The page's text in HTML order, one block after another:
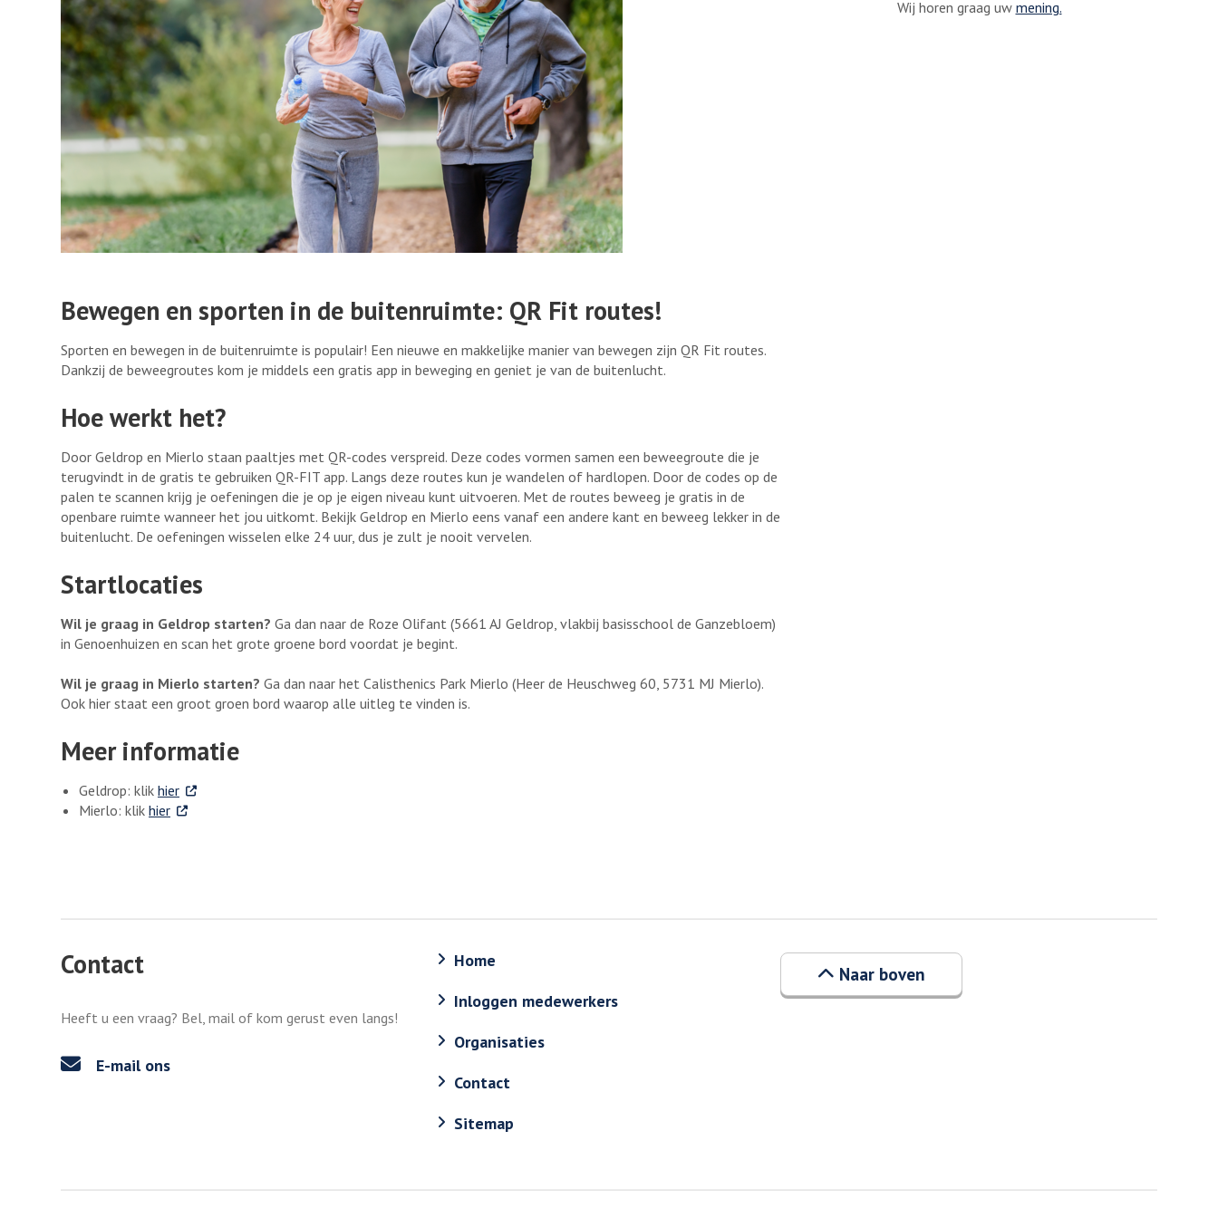
Bewegen en sporten in de buitenruimte: QR Fit routes!
Sporten en bewegen in de buitenruimte is populair! Een nieuwe en makkelijke manier van bewegen zijn QR Fit routes.
Dankzij de beweegroutes kom je middels een gratis app in beweging en geniet je van de buitenlucht.
Hoe werkt het?
Door Geldrop en Mierlo staan paaltjes met QR-codes verspreid. Deze codes vormen samen een beweegroute die je
terugvindt in de gratis te gebruiken QR-FIT app. Langs deze routes kun je wandelen of hardlopen. Door de codes op de
palen te scannen krijg je oefeningen die je op je eigen niveau kunt uitvoeren. Met de routes beweeg je gratis in de
openbare ruimte wanneer het jou uitkomt. Bekijk Geldrop en Mierlo eens vanaf een andere kant en beweeg lekker in de
buitenlucht. De oefeningen wisselen elke 24 uur, dus je zult je nooit vervelen.
Startlocaties
Wil je graag in Geldrop starten? Ga dan naar de Roze Olifant (5661 AJ Geldrop, vlakbij basisschool de Ganzebloem)
in Genoenhuizen en scan het grote groene bord voordat je begint.
Wil je graag in Mierlo starten? Ga dan naar het Calisthenics Park Mierlo (Heer de Heuschweg 60, 5731 MJ Mierlo).
Ook hier staat een groot groen bord waarop alle uitleg te vinden is.
Meer informatie
Geldrop: klik hier. Externe link
Mierlo: klik hier. Externe link
Wij horen graag uw mening.
Contact
Heeft u een vraag? Bel, mail of kom gerust even langs!
E-mail ons
Home
Inloggen medewerkers
Organisaties
Contact
Sitemap
Naar boven